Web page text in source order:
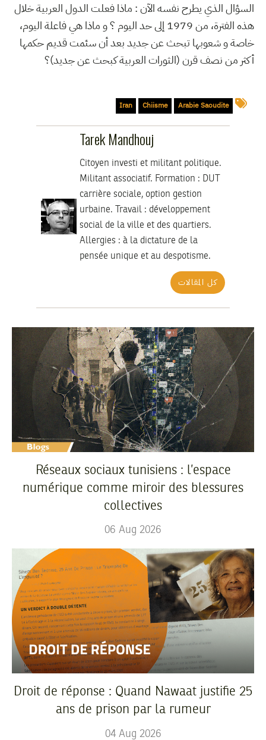
السؤال الذي يطرح نفسه الآن : ماذا فعلت الدول العربية خلال
هذه الفترة، من 1979 إلى حد اليوم ؟ و ماذا هي فاعلة اليوم،
خاصة و شعوبها تبحث عن جديد بعد أن سئمت قديم حكمها
أكثر من نصف قرن (الثورات العربية كبحث عن جديد)؟
Arabie Saoudite
Chiisme
Iran
Tarek Mandhouj
Citoyen investi et militant politique.
Militant associatif. Formation : DUT
carrière sociale, option gestion
urbaine.
Travail : développement
social de la ville et des quartiers.
Allergies : à la dictature de la
pensée unique et au despotisme.
كل المقالات
Réseaux sociaux tunisiens : l’espace
numérique comme miroir des blessures
collectives
06 Aug 2026
Droit de réponse : Quand Nawaat justifie 25
ans de prison par la rumeur
04 Aug 2026